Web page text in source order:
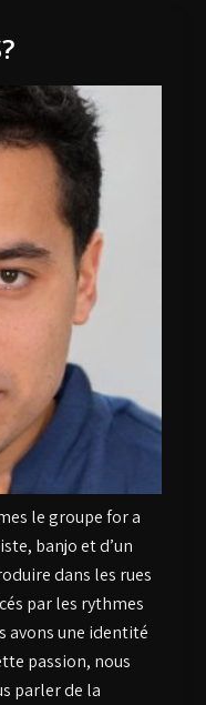
le groupe for a
banjo et d’un
dans les rues
par les rythmes
avons une identité
passion, nous
parler de la